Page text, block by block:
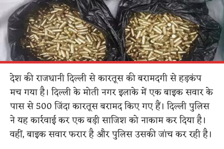
देश की राजधानी दिल्ली से कारतूस की बरामदगी से हड़कंप
मच गया है। दिल्ली के मोती नगर इलाके में एक बाइक सवार के
पास से 500 जिंदा कारतूस बरामद किए गए हैं। दिल्ली पुलिस
ने यह कार्रवाई कर एक बड़ी साजिश को नाकाम कर दिया है।
वहीं, बाइक सवार फरार है और पुलिस उसकी जांच कर रही है।